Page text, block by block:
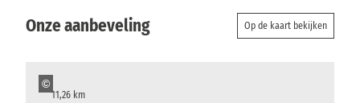
Onze aanbeveling Op de kaart bekijken
©
11,26 km